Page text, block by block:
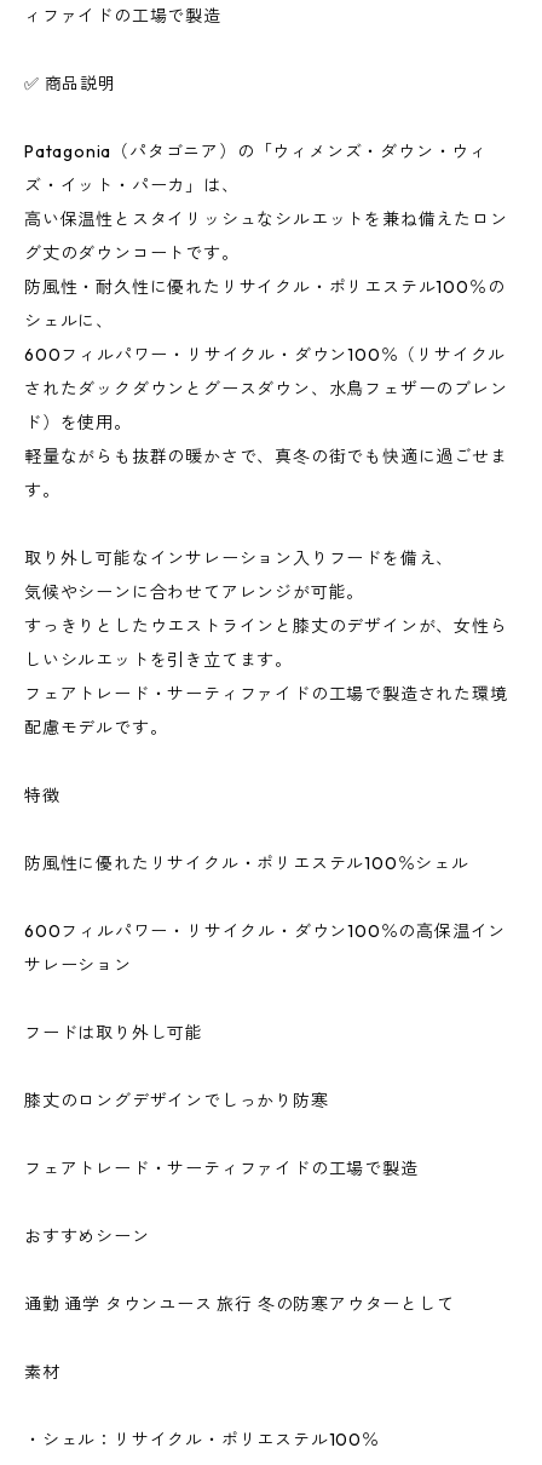
ィファイドの工場で製造
✅ 商品説明
Patagonia（パタゴニア）の「ウィメンズ・ダウン・ウィ
ズ・イット・パーカ」は、
高い保温性とスタイリッシュなシルエットを兼ね備えたロン
グ丈のダウンコートです。
防風性・耐久性に優れたリサイクル・ポリエステル100％の
シェルに、
600フィルパワー・リサイクル・ダウン100％（リサイクル
されたダックダウンとグースダウン、水鳥フェザーのブレン
ド）を使用。
軽量ながらも抜群の暖かさで、真冬の街でも快適に過ごせま
す。
取り外し可能なインサレーション入りフードを備え、
気候やシーンに合わせてアレンジが可能。
すっきりとしたウエストラインと膝丈のデザインが、女性ら
しいシルエットを引き立てます。
フェアトレード・サーティファイドの工場で製造された環境
配慮モデルです。
特徴
防風性に優れたリサイクル・ポリエステル100％シェル
600フィルパワー・リサイクル・ダウン100％の高保温イン
サレーション
フードは取り外し可能
膝丈のロングデザインでしっかり防寒
フェアトレード・サーティファイドの工場で製造
おすすめシーン
通勤 通学 タウンユース 旅行 冬の防寒アウターとして
素材
・シェル：リサイクル・ポリエステル100％